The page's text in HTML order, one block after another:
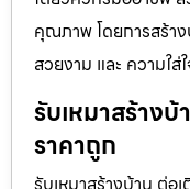
คุณภาพ โดยการสร้า
สวยงาม และ ความใส่
รับเหมาสร้าง
ราคาถูก